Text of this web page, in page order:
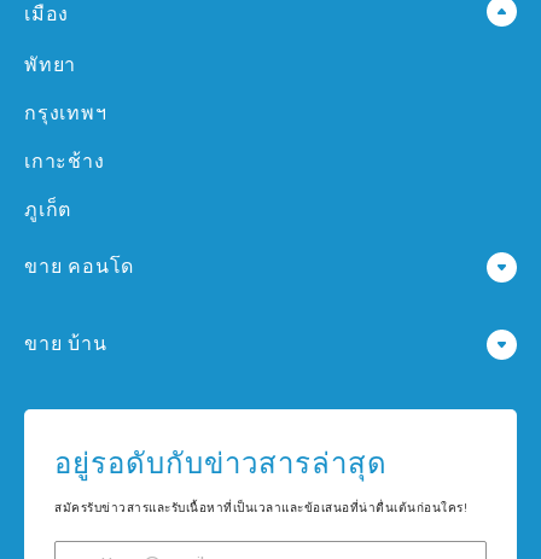
เมือง
พัทยา
กรุงเทพฯ
เกาะช้าง
ภูเก็ต
ขาย คอนโด
คอนโด ใน เกาะช้าง
คอนโด ใน ภูเก็ต
ขาย บ้าน
บ้าน ใน ภูเก็ต
อยู่รอดับกับข่าวสารล่าสุด
สมัครรับข่าวสารและรับเนื้อหาที่เป็นเวลาและข้อเสนอที่น่าตื่นเต้นก่อนใคร!